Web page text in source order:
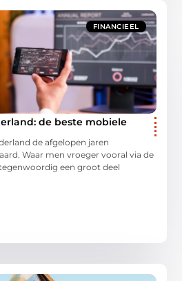
FINANCIEEL
de beste mobiele
de afgelopen jaren
Waar men vroeger vooral via de
een groot deel